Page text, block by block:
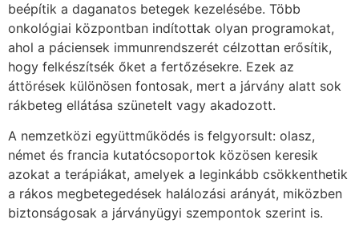
beépítik a daganatos betegek kezelésébe. Több
onkológiai központban indítottak olyan programokat,
ahol a páciensek immunrendszerét célzottan erősítik,
hogy felkészítsék őket a fertőzésekre. Ezek az
áttörések különösen fontosak, mert a járvány alatt sok
rákbeteg ellátása szünetelt vagy akadozott.
A nemzetközi együttműködés is felgyorsult: olasz,
német és francia kutatócsoportok közösen keresik
azokat a terápiákat, amelyek a leginkább csökkenthetik
a rákos megbetegedések halálozási arányát, miközben
biztonságosak a járványügyi szempontok szerint is.